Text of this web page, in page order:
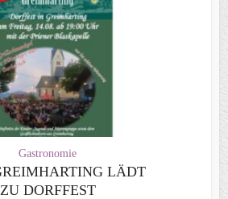
Gastronomie
LÄDT
ZU DORFFEST